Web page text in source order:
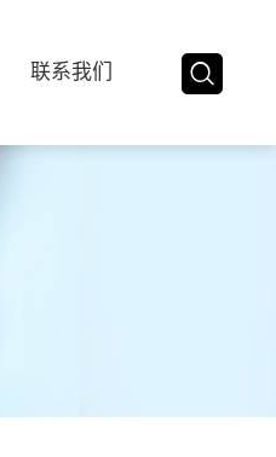
联系我们 